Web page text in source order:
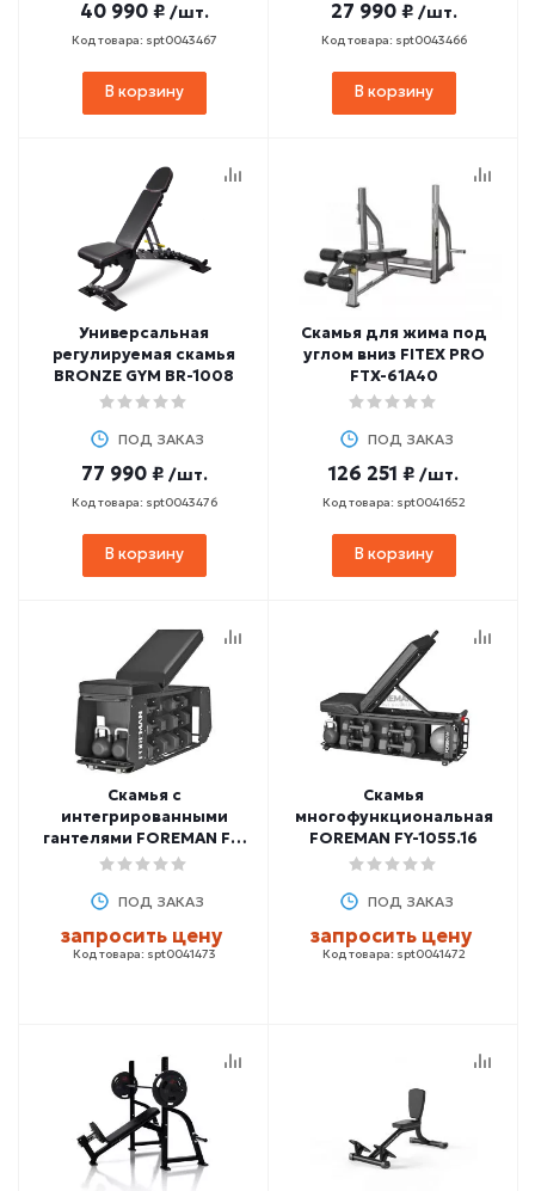
40 990 ₽ /шт.
Код товара: spt0043467
В корзину
27 990 ₽ /шт.
Код товара: spt0043466
В корзину
Универсальная
регулируемая скамья
BRONZE GYM BR-1008
ПОД ЗАКАЗ
77 990 ₽ /шт.
Код товара: spt0043476
В корзину
Скамья для жима под
углом вниз FITEX PRO
FTX-61A40
ПОД ЗАКАЗ
126 251 ₽ /шт.
Код товара: spt0041652
В корзину
Скамья с
интегрированными
гантелями FOREMAN FY-
1055.12
ПОД ЗАКАЗ
запросить цену
Код товара: spt0041473
Скамья
многофункциональная
FOREMAN FY-1055.16
ПОД ЗАКАЗ
запросить цену
Код товара: spt0041472